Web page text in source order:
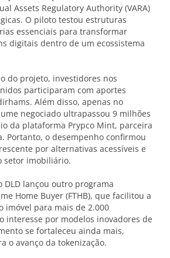
Assets Regulatory Authority (VARA)
O piloto testou estruturas
essenciais para transformar
digitais dentro de um ecossistema
do projeto, investidores nos
participaram com aportes
Além disso, apenas no
negociado ultrapassou 9 milhões
da plataforma Prypco Mint, parceira
Portanto, o desempenho confirmou
por alternativas acessíveis e
setor imobiliário.
DLD lançou outro programa
Home Buyer (FTHB), que facilitou a
imóvel para mais de 2.000
interesse por modelos inovadores de
se fortaleceu ainda mais,
o avanço da tokenização.